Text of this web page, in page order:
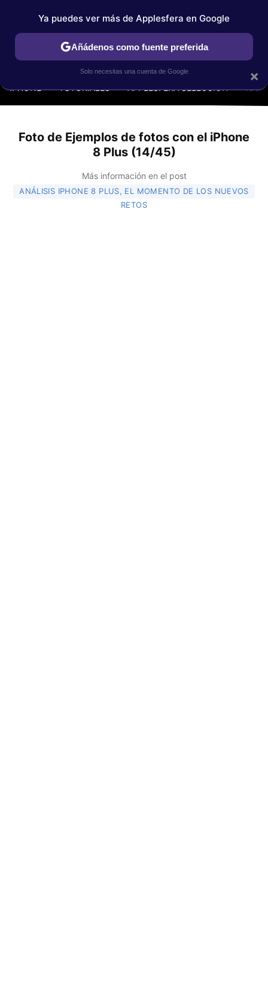
IPHONE TUTORIALES APPLESFERA SELECCIÓN IOS
Foto de Ejemplos de fotos con el iPhone
8 Plus (14/45)
Más información en el post
ANÁLISIS IPHONE 8 PLUS, EL MOMENTO DE LOS NUEVOS
RETOS
×
Ya puedes ver más de Applesfera en Google
Añádenos como fuente preferida
Solo necesitas una cuenta de Google